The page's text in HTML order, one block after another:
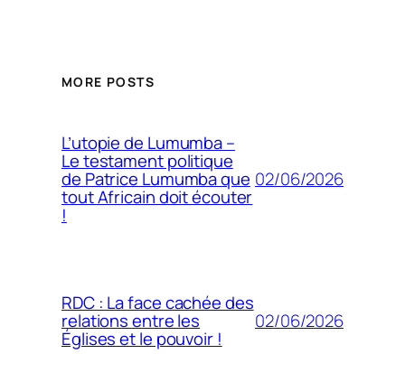
MORE POSTS
L’utopie de Lumumba –
Le testament politique
de Patrice Lumumba que
tout Africain doit écouter
!
02/06/2026
RDC : La face cachée des
relations entre les
Églises et le pouvoir !
02/06/2026